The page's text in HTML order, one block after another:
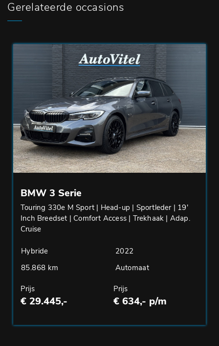
Gerelateerde occasions
BMW 3 Serie
Touring 330e M Sport | Head-up | Sportleder | 19'
Inch Breedset | Comfort Access | Trekhaak | Adap.
Cruise
Hybride
2022
85.868 km
Automaat
Prijs
€ 29.445,-
Prijs
€ 634,- p/m